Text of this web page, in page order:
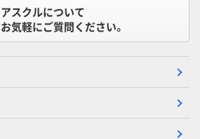
アスクルについて
お気軽にご質問ください。